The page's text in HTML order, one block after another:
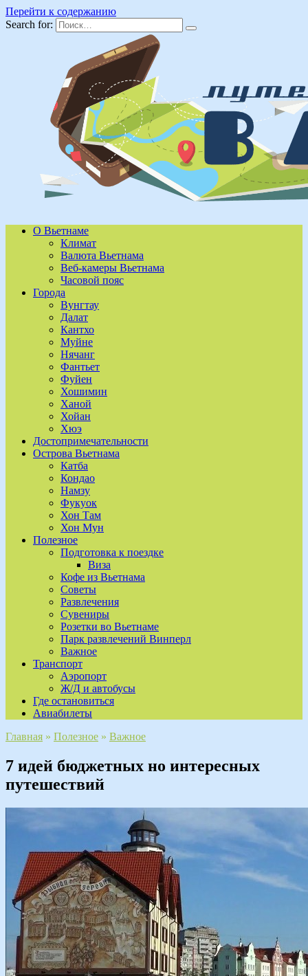
Перейти к содержанию
Search for:
О Вьетнаме
Климат
Валюта Вьетнама
Веб-камеры Вьетнама
Часовой пояс
Города
Вунгтау
Далат
Кантхо
Муйне
Нячанг
Фантьет
Фуйен
Хошимин
Ханой
Хойан
Хюэ
Достопримечательности
Острова Вьетнама
Катба
Кондао
Намзу
Фукуок
Хон Там
Хон Мун
Полезное
Подготовка к поездке
Виза
Кофе из Вьетнама
Советы
Развлечения
Сувениры
Розетки во Вьетнаме
Парк развлечений Винперл
Важное
Транспорт
Аэропорт
Ж/Д и автобусы
Где остановиться
Авиабилеты
Главная » Полезное » Важное
7 идей бюджетных но интересных
путешествий